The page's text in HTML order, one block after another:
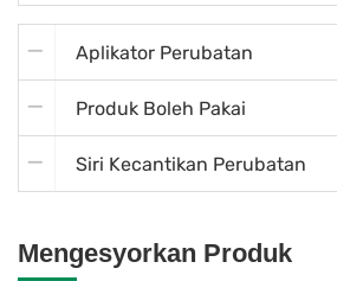
Aplikator Perubatan
Produk Boleh Pakai
Siri Kecantikan Perubatan
Mengesyorkan Produk